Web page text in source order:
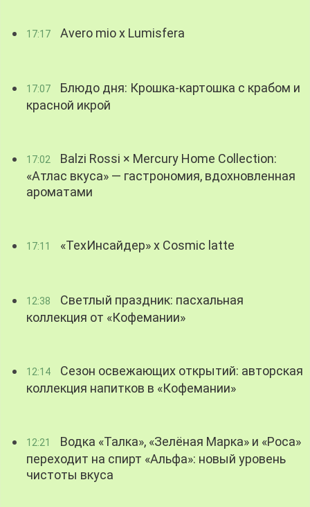
17:17 Avero mio x Lumisfera
17:07
Блюдо дня: Крошка-картошка с крабом и
красной икрой
17:02
Balzi Rossi × Mercury Home Collection:
«Атлас вкуса» — гастрономия, вдохновленная
ароматами
17:11 «ТехИнсайдер» х Cosmic latte
12:38
Светлый праздник: пасхальная
коллекция от «Кофемании»
12:14
Сезон освежающих открытий: авторская
коллекция напитков в «Кофемании»
12:21
Водка «Талка», «Зелёная Марка» и «Роса»
переходит на спирт «Альфа»: новый уровень
чистоты вкуса